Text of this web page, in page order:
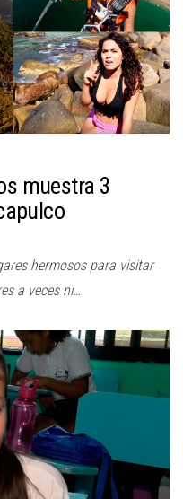
muestra 3
hermosos para visitar
a veces ni…